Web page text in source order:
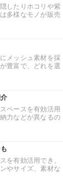
したりホコリや紫
多様なモノが販売
メッシュ素材を採
豊富で、どれを選
ペースを有効活用
力などが異なるの
を有効活用でき、
やサイズ、素材な